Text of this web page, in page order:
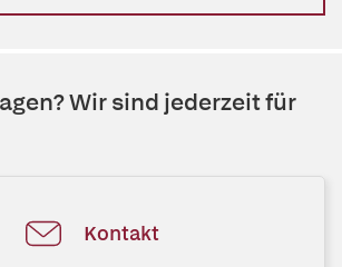
Wir sind jederzeit für
Kontakt